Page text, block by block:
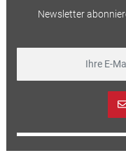
Newsletter